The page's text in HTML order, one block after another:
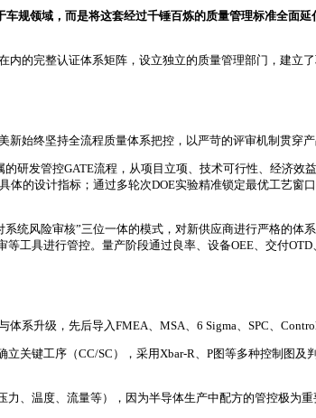
规领域，而是将这套经过千锤百炼的质量管理标准全面
内的完整认证体系矩阵，设立独立的质量管理部门，建
始终坚持全流程质量体系把控，以严苛的评审机制贯穿产
的研发管控GATE流程，从项目立项、技术可行性、经济
的设计指标；通过多轮次DOE实验精准锁定最优工艺
统风险审核”三位一体的模式，对新供应商进行严格的
工具进行管控。量产阶段通过良率、设备OEE、交付
系升级，先后导入FMEA、MSA、6 Sigma、SPC、
关键工序（CC/SC），采用Xbar-R、P图等多种控制图
、温度、流量等），因为半导体生产中配方的管控极为